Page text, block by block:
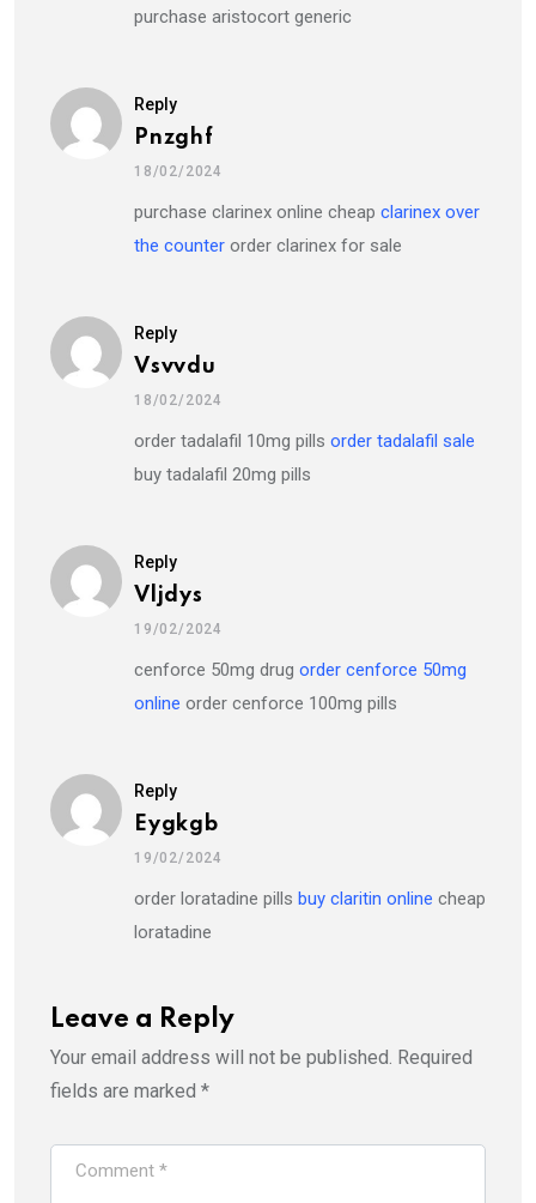
purchase aristocort generic
Reply
Pnzghf
18/02/2024
purchase clarinex online cheap clarinex over
the counter order clarinex for sale
Reply
Vsvvdu
18/02/2024
order tadalafil 10mg pills order tadalafil sale
buy tadalafil 20mg pills
Reply
Vljdys
19/02/2024
cenforce 50mg drug order cenforce 50mg
online order cenforce 100mg pills
Reply
Eygkgb
19/02/2024
order loratadine pills buy claritin online cheap
loratadine
Leave a Reply
Your email address will not be published. Required
fields are marked *